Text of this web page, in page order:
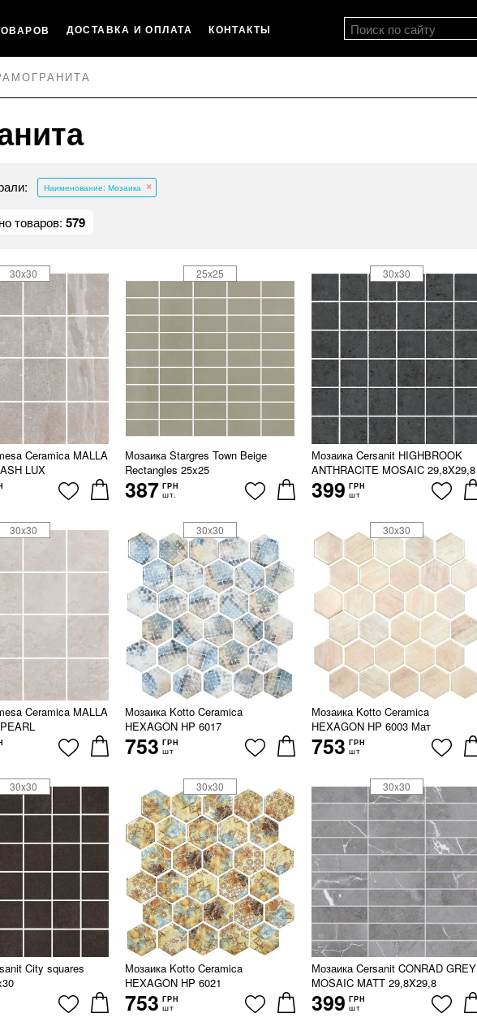
ДОСТАВКА И ОПЛАТА КОНТАКТЫ
Наименование: Мозаика
товаров: 579
Ceramica MALLA
LUX
30x30
Мозаика Stargres Town Beige
Rectangles 25x25
387 ГРН
шт.
25x25
Мозаика Cersanit HIGHBROOK
ANTHRACITE MOSAIC 29,8X29,8
399 ГРН
шт
30x30
Ceramica MALLA
30x30
Мозаика Kotto Ceramica
HEXAGON HP 6017
753 ГРН
шт
30x30
Мозаика Kotto Ceramica
HEXAGON HP 6003 Мат
753 ГРН
шт
30x30
City squares
30x30
Мозаика Kotto Ceramica
HEXAGON HP 6021
753 ГРН
шт
30x30
Мозаика Cersanit CONRAD GREY
MOSAIC MATT 29,8X29,8
399 ГРН
шт
30x30